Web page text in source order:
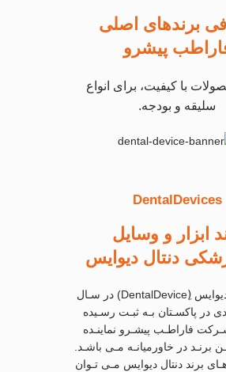
برندهای اصلی
پیشرو
با کیفیت، برای انواع
سلیقه و بودجه.
DentalDevices
ابزار و وسایل
دنتال دیوایس
برنـد دنتال دیوایس (ِDentalDevice) در سـال
میـادی در پاکسـتان بـه ثبـت رسـیده
فاراطـب پیشـرو نماینـده
برنـد در خاورمیانـه مـی باشـد.
برند دنتال دیوایس مـی تـوان